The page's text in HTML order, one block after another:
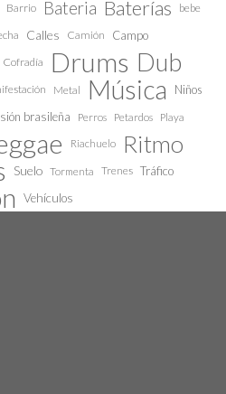
Barrio Bateria Baterías bebe
Calles Camión Campo
Cofradía Drums Dub
Metal Música
Niños
brasileña Perros Petardos Playa
Riachuelo Ritmo
Suelo Tormenta Trenes Tráfico
Vehículos